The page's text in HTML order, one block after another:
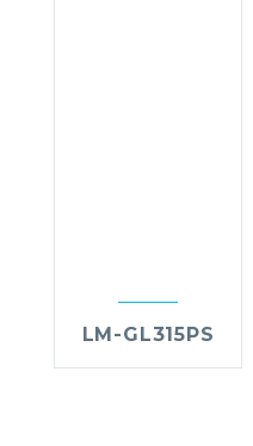
LM-GL315PS